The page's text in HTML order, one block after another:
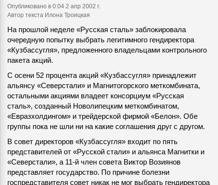
Опубликовано в 0:04 2 апр 2002 г.
Автор текста Илона Троицкая
На прошлой неделе «Русская сталь» заблокировала
очередную попытку выбрать легитимного гендиректора
«Кузбассугля», предложенного владельцами контрольного
пакета акций.
С осени 52 процента акций «Кузбассугля» принадлежит
альянсу «Северстали» и Магнитогорского меткомбината,
остальными акциями владеет консорциум «Русская
сталь», созданный Новолипецким меткомбинатом,
«Евразхолдингом» и трейдерской фирмой «Белон». Обе
группы пока не шли ни на какие соглашения друг с другом.
В совет директоров «Кузбассугля» входит по пять
представителей от «Русской стали» и альянса Магнитки и
«Северстали», а 11-й член совета Виктор Возиянов
представляет государство. По причине болезни
госпредставителя совет никак не мог выбрать гендиректора